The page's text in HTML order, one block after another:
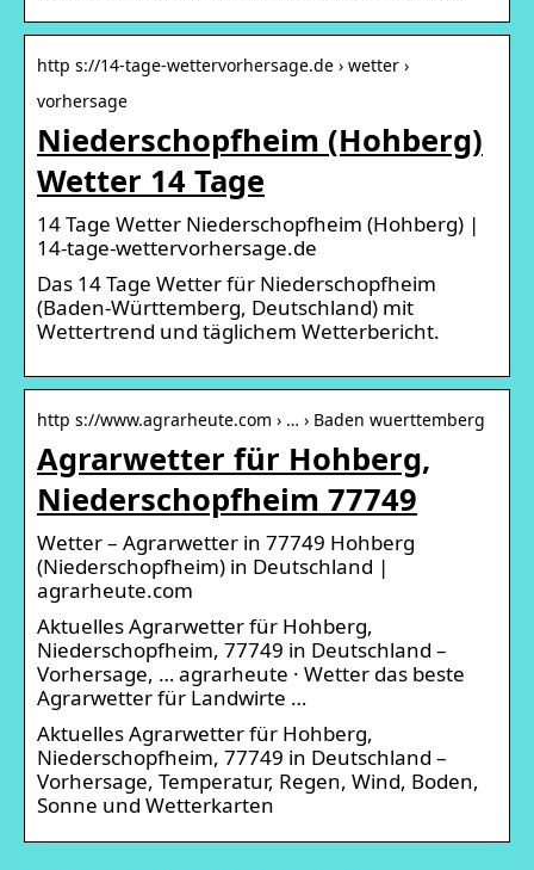
http s://14-tage-wettervorhersage.de › wetter ›
vorhersage
Niederschopfheim (Hohberg)
Wetter 14 Tage
14 Tage Wetter Niederschopfheim (Hohberg) |
14-tage-wettervorhersage.de
Das 14 Tage Wetter für Niederschopfheim
(Baden-Württemberg, Deutschland) mit
Wettertrend und täglichem Wetterbericht.
http s://www.agrarheute.com › … › Baden wuerttemberg
Agrarwetter für Hohberg,
Niederschopfheim 77749
Wetter – Agrarwetter in 77749 Hohberg
(Niederschopfheim) in Deutschland |
agrarheute.com
Aktuelles Agrarwetter für Hohberg,
Niederschopfheim, 77749 in Deutschland –
Vorhersage, … agrarheute · Wetter das beste
Agrarwetter für Landwirte …
Aktuelles Agrarwetter für Hohberg,
Niederschopfheim, 77749 in Deutschland –
Vorhersage, Temperatur, Regen, Wind, Boden,
Sonne und Wetterkarten